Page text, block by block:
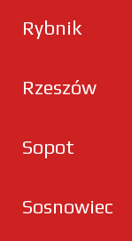
Rybnik
Rzeszów
Sopot
Sosnowiec